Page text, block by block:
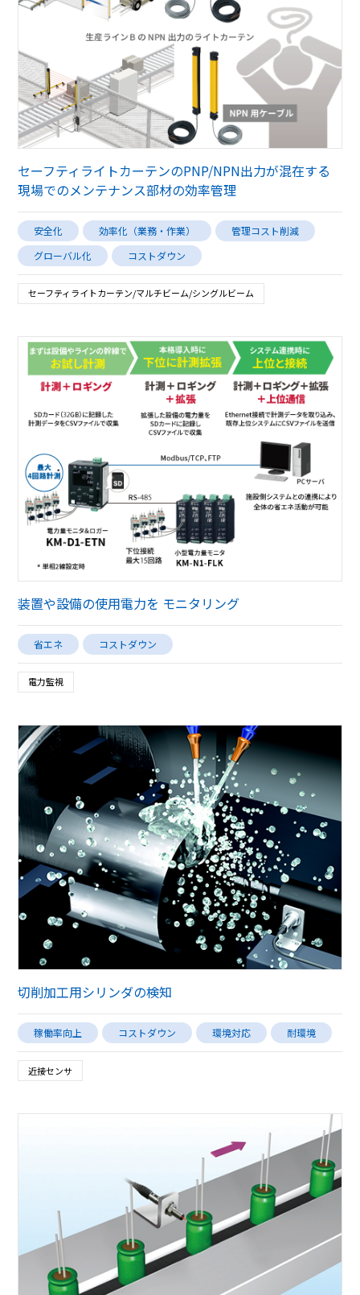
セーフティライトカーテンのPNP/NPN出力が混在する
現場でのメンテナンス部材の効率管理
安全化 効率化（業務・作業）
管理コスト削減
グローバル化
コストダウン
セーフティライトカーテン/マルチビーム/シングルビーム
装置や設備の使用電力を モニタリング
省エネ コストダウン
電力監視
切削加工用シリンダの検知
稼働率向上 コストダウン 環境対応 耐環境
近接センサ